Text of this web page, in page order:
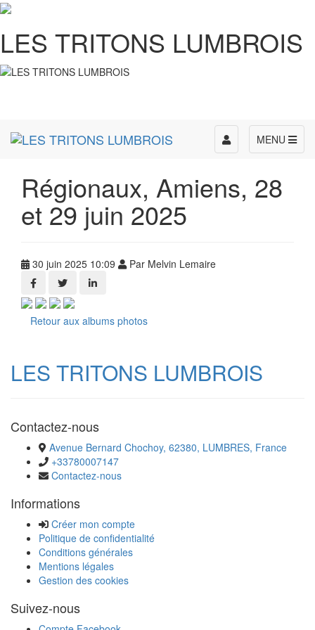
LES TRITONS LUMBROIS
MENU
Toggle
navigation
Régionaux, Amiens, 28
et 29 juin 2025
30 juin 2025 10:09 Par Melvin Lemaire
Retour aux albums photos
LES TRITONS LUMBROIS
Contactez-nous
Avenue Bernard Chochoy, 62380, LUMBRES, France
+33780007147
Contactez-nous
Informations
Créer mon compte
Politique de confidentialité
Conditions générales
Mentions légales
Gestion des cookies
Suivez-nous